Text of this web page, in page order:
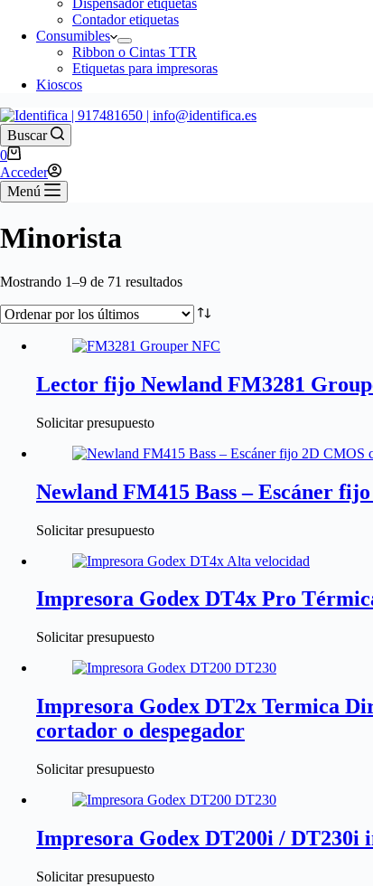
Dispensador etiquetas
Contador etiquetas
Consumibles
Ribbon o Cintas TTR
Etiquetas para impresoras
Kioscos
Buscar
0
Acceder
Menú
Minorista
Mostrando 1–9 de 71 resultados
Lector fijo Newland FM3281
Solicitar presupuesto
Newland FM415 Bass – Escáner
Solicitar presupuesto
Impresora Godex DT4x Pro
Solicitar presupuesto
Impresora Godex DT2x Termica
cortador o despegador
Solicitar presupuesto
Impresora Godex DT200i / DT230i
Solicitar presupuesto